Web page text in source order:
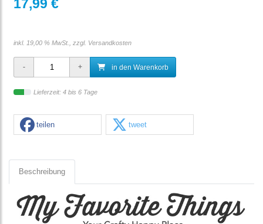
17,99 €
inkl. 19,00 % MwSt., zzgl. Versandkosten
in den Warenkorb
Lieferzeit: 4 bis 6 Tage
teilen tweet
Beschreibung